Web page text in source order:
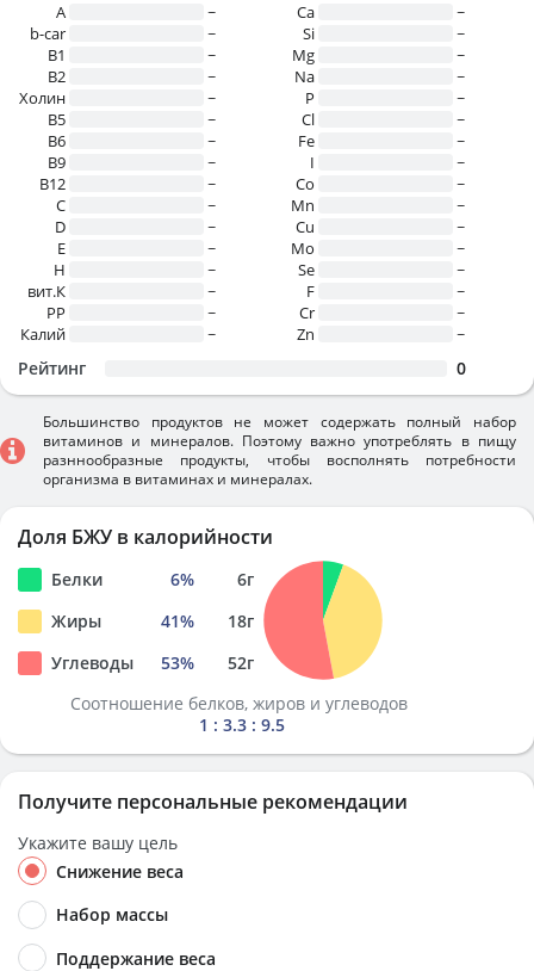
A
~
b-car
~
В1
~
B2
~
Холин
~
B5
~
B6
~
B9
~
B12
~
C
~
D
~
E
~
H
~
вит.К
~
PP
~
Калий
~
Ca
~
Si
~
Mg
~
Na
~
P
~
Cl
~
Fe
~
I
~
Co
~
Mn
~
Cu
~
Mo
~
Se
~
F
~
Cr
~
Zn
~
Рейтинг 0
Большинство продуктов не может содержать полный набор
витаминов и минералов. Поэтому важно употреблять в пищу
разннообразные продукты, чтобы восполнять потребности
организма в витаминах и минералах.
Доля БЖУ в калорийности
Белки 6% 6г
Жиры
41% 18г
Углеводы
53% 52г
Соотношение белков, жиров и углеводов
1 : 3.3 : 9.5
Получите персональные рекомендации
Укажите вашу цель
Снижение веса
Набор массы
Поддержание веса